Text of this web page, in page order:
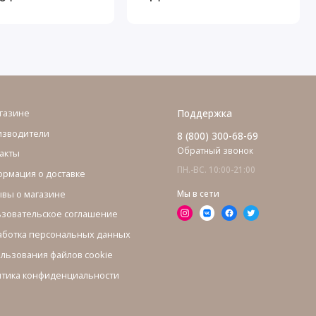
о доставке
о магазине
соглашение
персональных данных
файлов cookie
конфиденциальности
Поддержка
8 (800) 300-68-69
Обратный звонок
ПН.-ВС. 10:00-21:00
Мы в сети